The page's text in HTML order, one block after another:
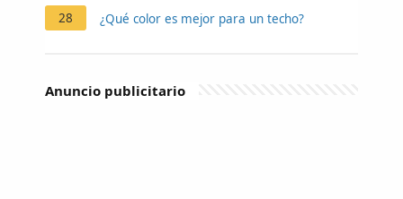
28 ¿Qué color es mejor para un techo?
Anuncio publicitario